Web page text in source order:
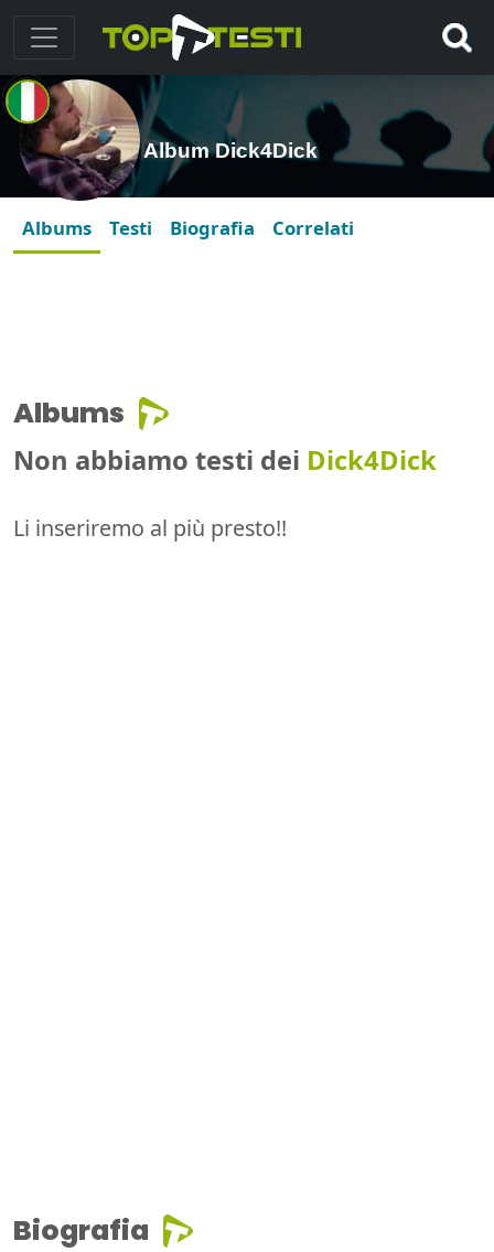
Album Dick4Dick
Albums Testi Biografia Correlati
Albums
Non abbiamo testi dei Dick4Dick
Li inseriremo al più presto!!
Biografia